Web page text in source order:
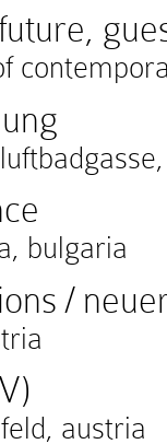
bulgaria
/
austria